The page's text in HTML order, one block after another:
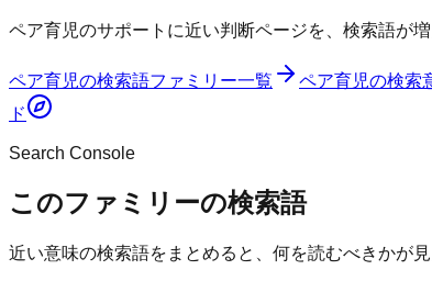
ペア育児のサポートに近い判断ページを、検索語が
ペア育児の検索語ファミリー一覧 ペア育児の検索
ド
Search Console
このファミリーの検索語
近い意味の検索語をまとめると、何を読むべきかが見